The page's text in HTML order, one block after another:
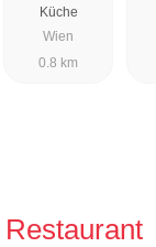
Küche
Wien
0.8 km